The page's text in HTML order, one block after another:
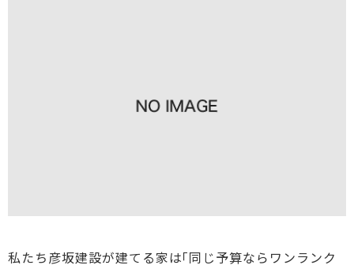
私たち彦坂建設が建てる家は｢同じ予算ならワンランク